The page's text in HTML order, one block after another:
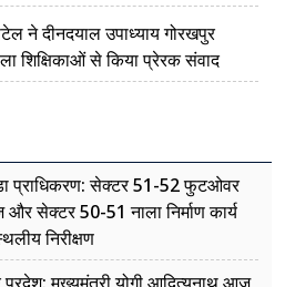
ने दीनदयाल उपाध्याय गोरखपुर
शिक्षिकाओं से किया प्रेरक संवाद
प्राधिकरण: सेक्टर 51-52 फुटओवर
और सेक्टर 50-51 नाला निर्माण कार्य
निरीक्षण